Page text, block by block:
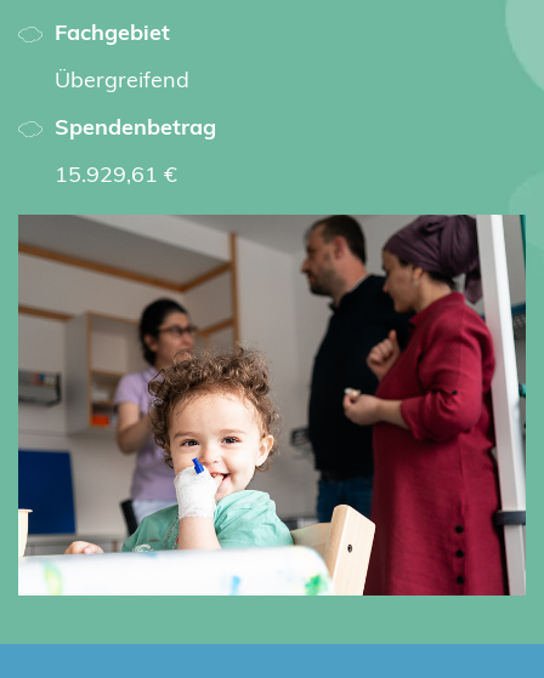
Fachgebiet
Übergreifend
Spendenbetrag
15.929,61 €